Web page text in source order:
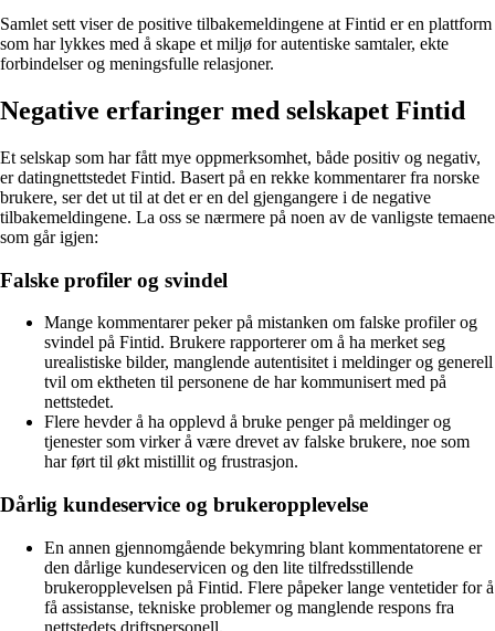
Samlet sett viser de positive tilbakemeldingene at Fintid er en plattform
som har lykkes med å skape et miljø for autentiske samtaler, ekte
forbindelser og meningsfulle relasjoner.
Negative erfaringer med selskapet Fintid
Et selskap som har fått mye oppmerksomhet, både positiv og negativ,
er datingnettstedet Fintid. Basert på en rekke kommentarer fra norske
brukere, ser det ut til at det er en del gjengangere i de negative
tilbakemeldingene. La oss se nærmere på noen av de vanligste temaene
som går igjen:
Falske profiler og svindel
Mange kommentarer peker på mistanken om falske profiler og
svindel på Fintid. Brukere rapporterer om å ha merket seg
urealistiske bilder, manglende autentisitet i meldinger og generell
tvil om ektheten til personene de har kommunisert med på
nettstedet.
Flere hevder å ha opplevd å bruke penger på meldinger og
tjenester som virker å være drevet av falske brukere, noe som
har ført til økt mistillit og frustrasjon.
Dårlig kundeservice og brukeropplevelse
En annen gjennomgående bekymring blant kommentatorene er
den dårlige kundeservicen og den lite tilfredsstillende
brukeropplevelsen på Fintid. Flere påpeker lange ventetider for å
få assistanse, tekniske problemer og manglende respons fra
nettstedets driftspersonell.